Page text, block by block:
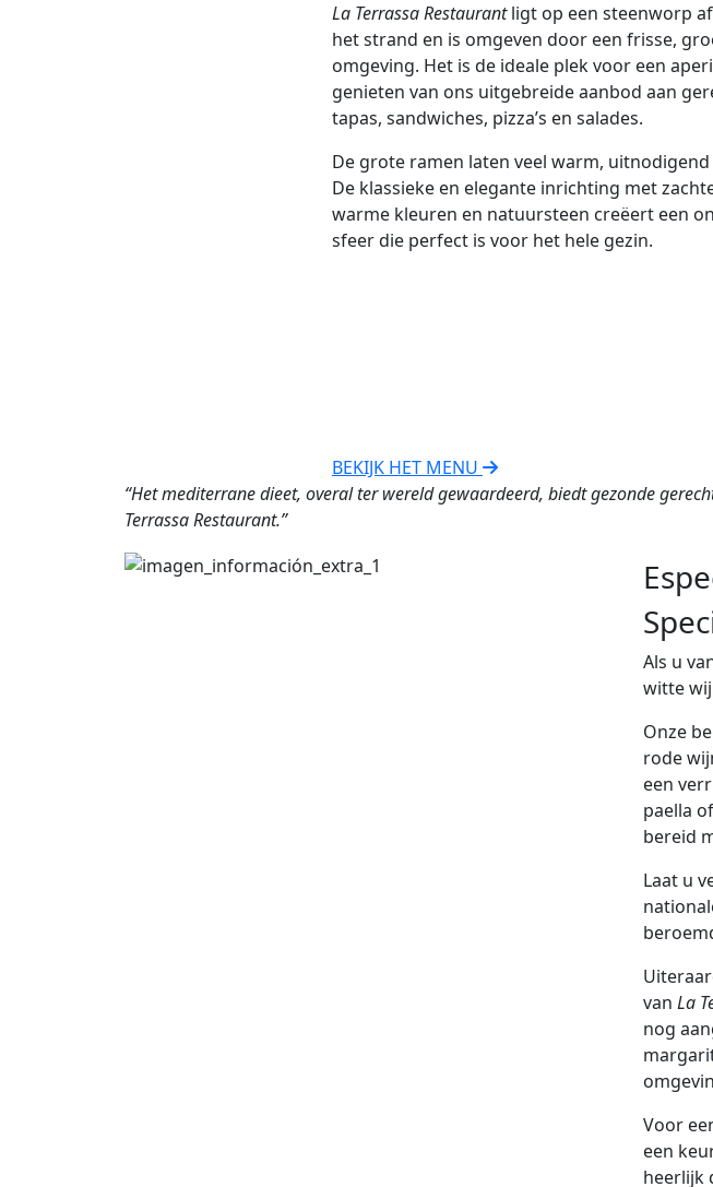
La Terrassa Restaurantligt op een steenworp
het strand en is omgeven door een frisse,
omgeving. Het is de ideale plek voor een
genieten van ons uitgebreide aanbod aan
tapas, sandwiches, pizza’s en salades.
De grote ramen laten veel warm,
De klassieke en elegante inrichting met
warme kleuren en natuursteen creëert een
sfeer die perfect is voor het hele gezin.
BEKIJK HET MENU
“Het mediterrane dieet, overal ter wereld gewaardeerd, biedt gezonde
Terrassa Restaurant.”
Als u
witte
Onze
rode
een
paella
bereid
Laat u
van La
nog
Voor
een
heerlijk